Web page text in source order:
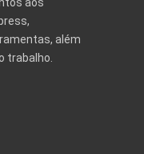
aos
além
trabalho.